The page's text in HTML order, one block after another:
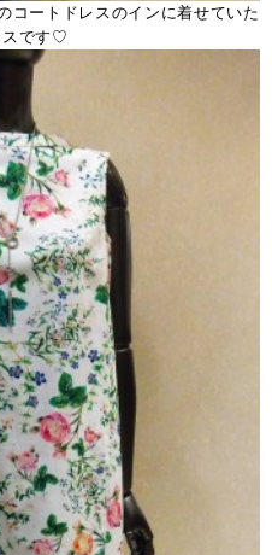
コートドレスのインに着せていた
スです♡